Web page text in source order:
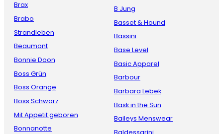
Brax
Brabo
Strandleben
Beaumont
Bonnie Doon
Boss Grün
Boss Orange
Boss Schwarz
Mit Appetit geboren
Bonnanotte
B Jung
Basset & Hound
Bassini
Base Level
Basic Apparel
Barbour
Barbara Lebek
Bask in the Sun
Baileys Menswear
Baldessarini